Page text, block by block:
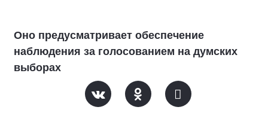
Оно предусматривает обеспечение
наблюдения за голосованием на думских
выборах